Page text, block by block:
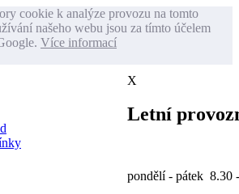
cookie k analýze provozu na tomto
našeho webu jsou za tímto účelem
Více informací
X
Letní
pondělí - pátek 8.30